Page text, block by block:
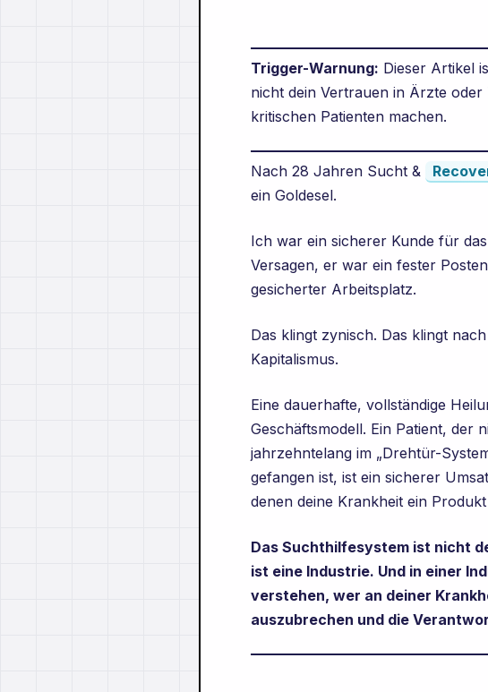
Trigger-Warnung: Dieser Artikel
nicht dein Vertrauen in Ärzte
kritischen Patienten machen.
Nach 28 Jahren Sucht &
ein Goldesel.
Ich war ein sicherer Kunde für
Versagen, er war ein fester
gesicherter Arbeitsplatz.
Das klingt zynisch. Das klingt
Kapitalismus.
Eine dauerhafte, vollständige
Geschäftsmodell. Ein Patient, der
jahrzehntelang im „Drehtür-
gefangen ist, ist ein sicherer
denen deine Krankheit ein
Das Suchthilfesystem ist nicht
ist eine Industrie. Und in einer
verstehen, wer an deiner
auszubrechen und die